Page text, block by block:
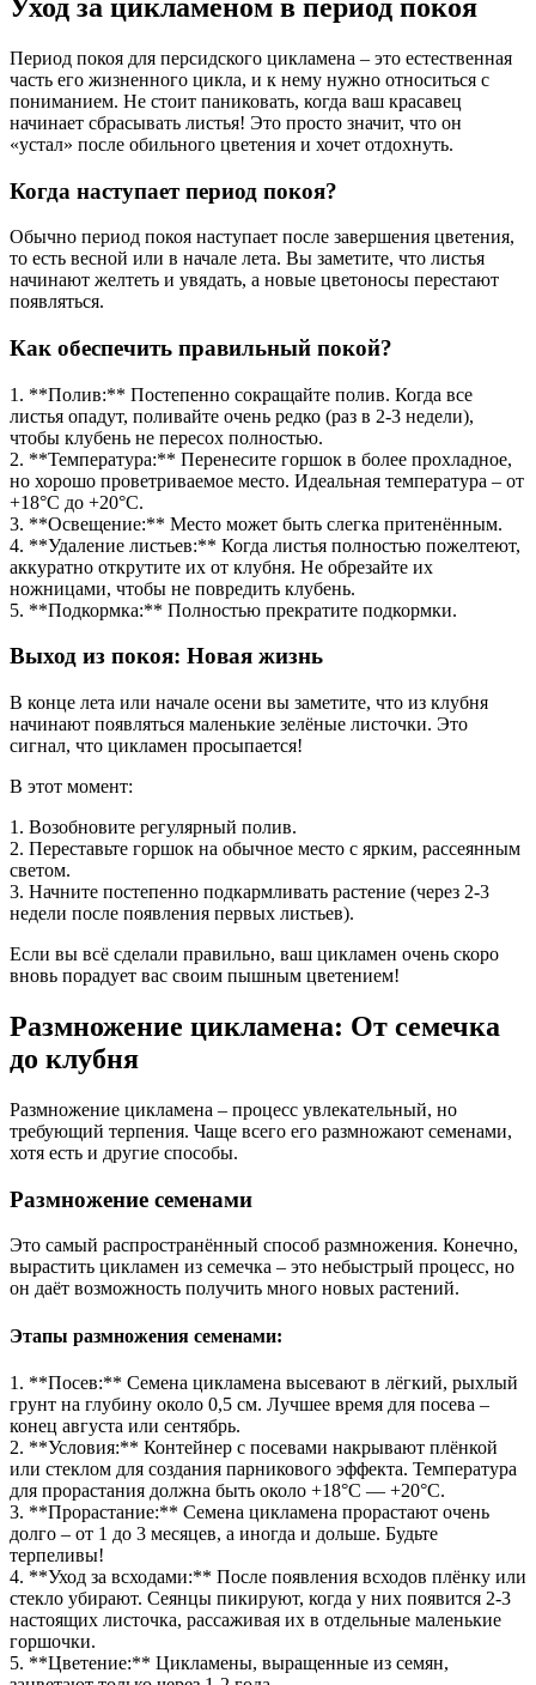
Уход за цикламеном в период покоя
Период покоя для персидского цикламена – это естественная
часть его жизненного цикла, и к нему нужно относиться с
пониманием. Не стоит паниковать, когда ваш красавец
начинает сбрасывать листья! Это просто значит, что он
«устал» после обильного цветения и хочет отдохнуть.
Когда наступает период покоя?
Обычно период покоя наступает после завершения цветения,
то есть весной или в начале лета. Вы заметите, что листья
начинают желтеть и увядать, а новые цветоносы перестают
появляться.
Как обеспечить правильный покой?
1. **Полив:** Постепенно сокращайте полив. Когда все
листья опадут, поливайте очень редко (раз в 2-3 недели),
чтобы клубень не пересох полностью.
2. **Температура:** Перенесите горшок в более прохладное,
но хорошо проветриваемое место. Идеальная температура – от
+18°C до +20°C.
3. **Освещение:** Место может быть слегка притенённым.
4. **Удаление листьев:** Когда листья полностью пожелтеют,
аккуратно открутите их от клубня. Не обрезайте их
ножницами, чтобы не повредить клубень.
5. **Подкормка:** Полностью прекратите подкормки.
Выход из покоя: Новая жизнь
В конце лета или начале осени вы заметите, что из клубня
начинают появляться маленькие зелёные листочки. Это
сигнал, что цикламен просыпается!
В этот момент:
1. Возобновите регулярный полив.
2. Переставьте горшок на обычное место с ярким, рассеянным
светом.
3. Начните постепенно подкармливать растение (через 2-3
недели после появления первых листьев).
Если вы всё сделали правильно, ваш цикламен очень скоро
вновь порадует вас своим пышным цветением!
Размножение цикламена: От семечка
до клубня
Размножение цикламена – процесс увлекательный, но
требующий терпения. Чаще всего его размножают семенами,
хотя есть и другие способы.
Размножение семенами
Это самый распространённый способ размножения. Конечно,
вырастить цикламен из семечка – это небыстрый процесс, но
он даёт возможность получить много новых растений.
Этапы размножения семенами:
1. **Посев:** Семена цикламена высевают в лёгкий, рыхлый
грунт на глубину около 0,5 см. Лучшее время для посева –
конец августа или сентябрь.
2. **Условия:** Контейнер с посевами накрывают плёнкой
или стеклом для создания парникового эффекта. Температура
для прорастания должна быть около +18°C — +20°C.
3. **Прорастание:** Семена цикламена прорастают очень
долго – от 1 до 3 месяцев, а иногда и дольше. Будьте
терпеливы!
4. **Уход за всходами:** После появления всходов плёнку или
стекло убирают. Сеянцы пикируют, когда у них появится 2-3
настоящих листочка, рассаживая их в отдельные маленькие
горшочки.
5. **Цветение:** Цикламены, выращенные из семян,